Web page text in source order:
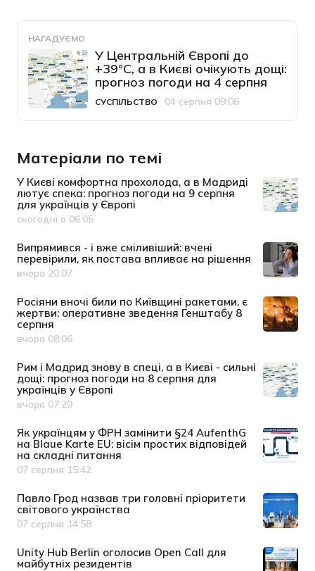
НАГАДУЄМО
У Центральній Європі до
+39°C, а в Києві очікують дощі:
прогноз погоди на 4 серпня
Категорія
СУСПІЛЬСТВО
Дата публікації04 серпня 09:06
Матеріали по темі
У Києві комфортна прохолода, а в Мадриді
лютує спека: прогноз погоди на 9 серпня
для українців у Європі
Дата публікації
сьогодні о 06:05
Випрямився - і вже сміливіший: вчені
перевірили, як постава впливає на рішення
Дата публікації
вчора 20:07
Росіяни вночі били по Київщині ракетами, є
жертви: оперативне зведення Генштабу 8
серпня
Дата публікації
вчора 08:06
Рим і Мадрид знову в спеці, а в Києві - сильні
дощі: прогноз погоди на 8 серпня для
українців у Європі
Дата публікації
вчора 07:29
Як українцям у ФРН замінити §24 AufenthG
на Blaue Karte EU: вісім простих відповідей
на складні питання
Дата публікації
07 серпня 15:42
Павло Грод назвав три головні пріоритети
світового українства
Дата публікації
07 серпня 14:58
Unity Hub Berlin оголосив Open Call для
майбутніх резидентів